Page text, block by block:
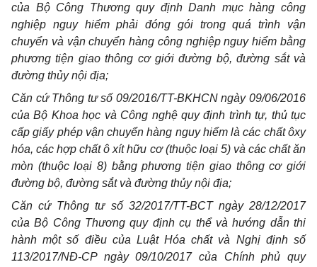
của Bộ Công Thương quy định Danh mục hàng công
nghiệp nguy hiểm phải đóng gói trong quá trình vận
chuyển và vận chuyển hàng công nghiệp nguy hiểm bằng
phương tiện giao thông cơ giới đường bộ, đường sắt và
đường thủy nội địa;
Căn cứ Thông tư số 09/2016/TT-BKHCN ngày 09/06/2016
của Bộ Khoa học và Công nghệ quy định trình tự, thủ tục
cấp giấy phép vận chuyển hàng nguy hiểm là các chất ôxy
hóa, các hợp chất ô xít hữu cơ (thuộc loại 5) và các chất ăn
mòn (thuộc loại 8) bằng phương tiện giao thông cơ giới
đường bộ, đường sắt và đường thủy nội địa;
Căn cứ Thông tư số 32/2017/TT-BCT ngày 28/12/2017
của Bộ Công Thương quy định cụ thể và hướng dẫn thi
hành một số điều của Luật Hóa chất và Nghị định số
113/2017/NĐ-CP ngày 09/10/2017 của Chính phủ quy